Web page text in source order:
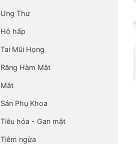
Ung Thư
Hô hấp
Tai Mũi Họng
Răng Hàm Mặt
Mắt
Sản Phụ Khoa
Tiêu hóa - Gan mật
Tiêm ngừa